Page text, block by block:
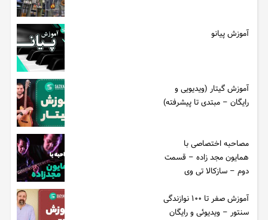
آموزش پیانو
آموزش گیتار (ویدیویی و
رایگان – مبتدی تا پیشرفته)
مصاحبه اختصاصی با
همایون مجد زاده – قسمت
دوم – سازکالا تی وی
آموزش صفر تا ۱۰۰ نوازندگی
سنتور – ویدیوئی و رایگان